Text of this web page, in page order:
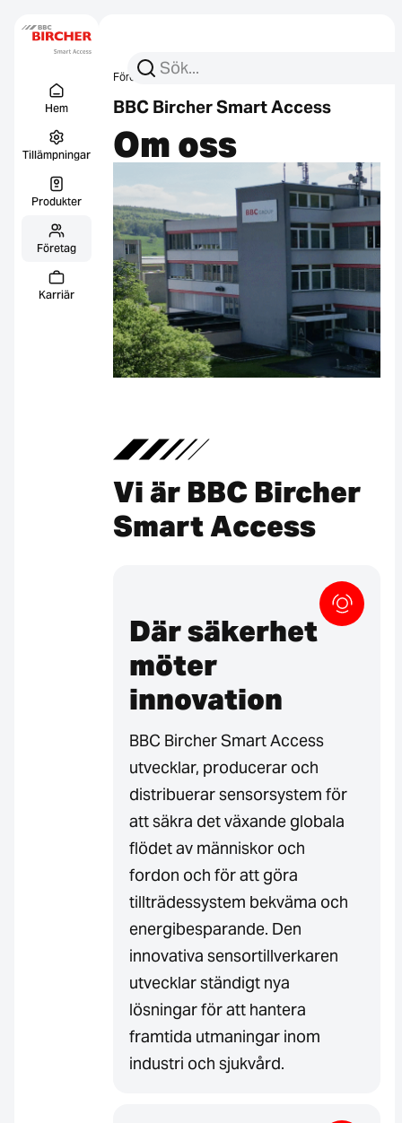
Hem
Tillämpningar
Produkter
Företag
Karriär
Sök efter:
Sök
Företag Om oss
BBC Bircher Smart Access
Om oss
Vi är BBC Bircher
Smart Access
Där säkerhet
möter
innovation
BBC Bircher Smart Access
utvecklar, producerar och
distribuerar sensorsystem för
att säkra det växande globala
flödet av människor och
fordon och för att göra
tillträdessystem bekväma och
energibesparande. Den
innovativa sensortillverkaren
utvecklar ständigt nya
lösningar för att hantera
framtida utmaningar inom
industri och sjukvård.
Menu Titel